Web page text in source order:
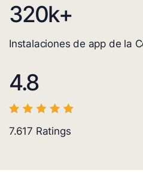
320k+
Instalaciones de app de la
4.8
7.617 Ratings